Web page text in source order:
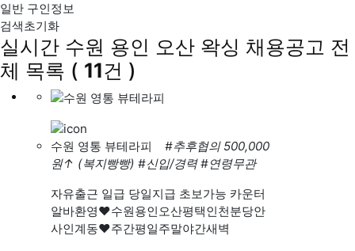
일반 구인정보
검색초기화
실시간 수원 용인 오산 왁싱 채용공고 전
체 목록 ( 11건 )
수원 영통 뷰테라피
#추후협의 500,000
원↑ (복지빵빵) #신입/경력 #연령무관
자유출근 일급 당일지급 초보가능 카운터
알바환영❤️수원용인오산평택인천분당안
사인계동❤️주간평일주말야간새벽